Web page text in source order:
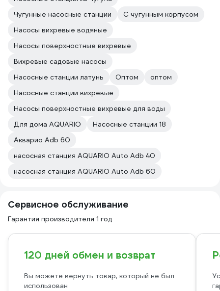
Чугунные насосные станции
С чугунным корпусом
Насосы вихревые водяные
Насосы поверхностные вихревые
Вихревые садовые насосы
Насосные станции латунь
Оптом
оптом
Насосные станции вихревые
Насосы поверхностные вихревые для воды
Для дома AQUARIO
Насосные станции 18
Акварио Adb 60
насосная станция AQUARIO Auto Adb 40
насосная станция AQUARIO Auto Adb 60
Сервисное обслуживание
Гарантия производителя 1 год
120 дней обмен и возврат
Вы можете вернуть товар, который не был
использован